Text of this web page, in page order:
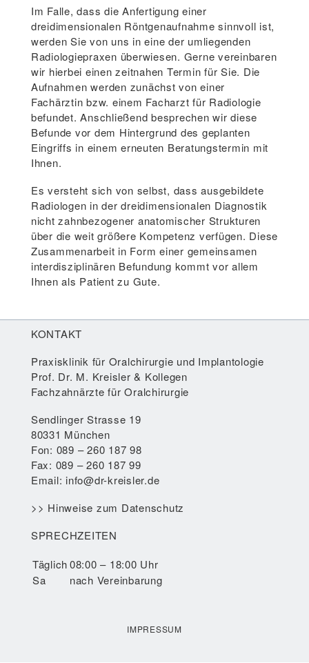
Im Falle, dass die Anfertigung einer
dreidimensionalen Röntgenaufnahme sinnvoll ist,
werden Sie von uns in eine der umliegenden
Radiologiepraxen überwiesen. Gerne vereinbaren
wir hierbei einen zeitnahen Termin für Sie. Die
Aufnahmen werden zunächst von einer
Fachärztin bzw. einem Facharzt für Radiologie
befundet. Anschließend besprechen wir diese
Befunde vor dem Hintergrund des geplanten
Eingriffs in einem erneuten Beratungstermin mit
Ihnen.
Es versteht sich von selbst, dass ausgebildete
Radiologen in der dreidimensionalen Diagnostik
nicht zahnbezogener anatomischer Strukturen
über die weit größere Kompetenz verfügen. Diese
Zusammenarbeit in Form einer gemeinsamen
interdisziplinären Befundung kommt vor allem
Ihnen als Patient zu Gute.
KONTAKT
Praxisklinik für Oralchirurgie und Implantologie
Prof. Dr. M. Kreisler & Kollegen
Fachzahnärzte für Oralchirurgie
Sendlinger Strasse 19
80331 München
Fon: 089 – 260 187 98
Fax: 089 – 260 187 99
Email: info@dr-kreisler.de
>> Hinweise zum Datenschutz
SPRECHZEITEN
Täglich08:00 – 18:00 Uhr
Sa
nach Vereinbarung
IMPRESSUM